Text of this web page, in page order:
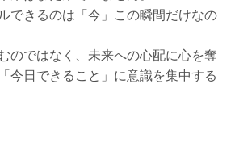
できるのは「今」この瞬間だけなの
のではなく、未来への心配に心を奪
今日できること」に意識を集中する